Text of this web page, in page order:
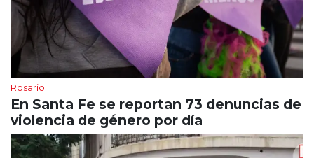
Rosario
En Santa Fe se reportan 73 denuncias de
violencia de género por día